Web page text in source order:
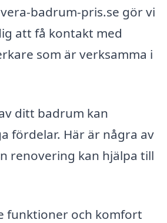
badrum-pris.se gör vi
att få kontakt med
som är verksamma i
ditt badrum kan
fördelar. Här är några av
renovering kan hjälpa till
funktioner och komfort